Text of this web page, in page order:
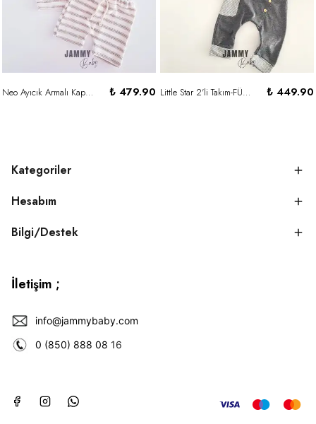
Neo Ayıcık Armalı Kapüşonlu Şortlu Takım-BEJ ₺ 479.90 Little Star 2'li Takım-FÜME ₺ 449.90
Kategoriler
Hesabım
Bilgi/Destek
İletişim ;
info@jammybaby.com
0 (850) 888 08 16